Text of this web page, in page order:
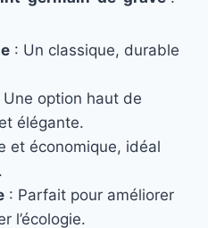
: Un classique, durable
Une option haut de
élégante.
et économique, idéal
.
: Parfait pour améliorer
l’écologie.